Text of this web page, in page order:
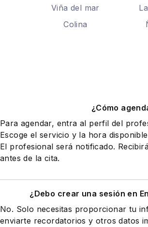
Viña del mar
Colina
¿Cómo
Para agendar, entra al perfil del
Escoge el servicio y la hora
El profesional será notificado.
antes de la cita.
¿Debo crear una sesión en
No. Solo necesitas proporcionar tu
enviarte recordatorios y otros datos